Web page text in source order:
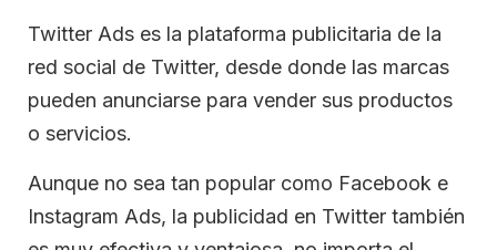
Twitter Ads es la plataforma publicitaria de la
red social de Twitter, desde donde las marcas
pueden anunciarse para vender sus productos
o servicios.
Aunque no sea tan popular como Facebook e
Instagram Ads, la publicidad en Twitter también